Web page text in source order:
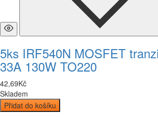
5ks IRF540N MOSFET
33A 130W TO220
42,69Kč
Skladem
Přidat do košíku